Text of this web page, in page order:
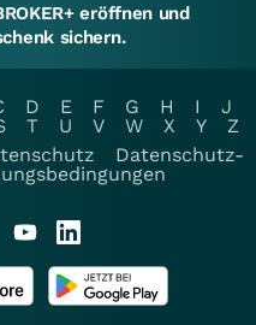
eröffnen und
sichern.
D E F G H I
J
T U V W X Y
Z
Datenschutz-